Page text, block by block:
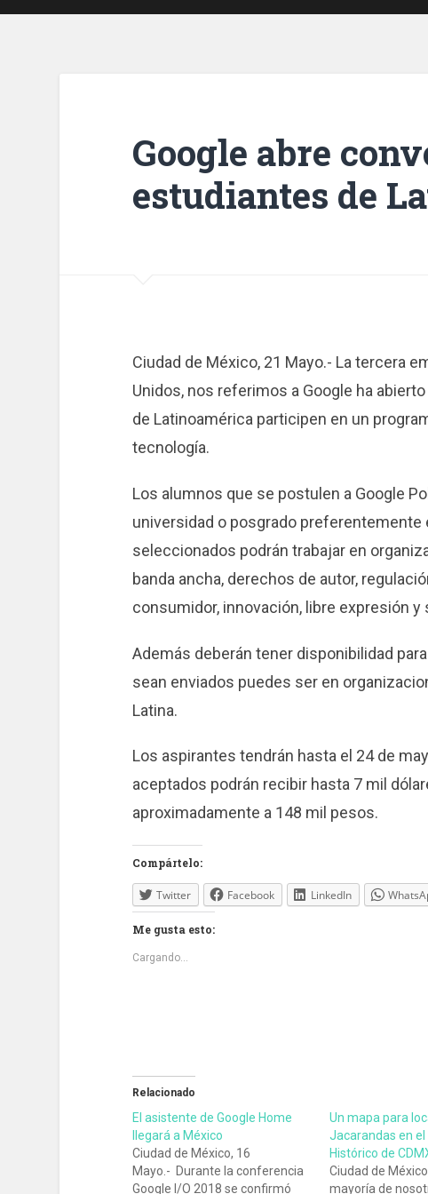
Google abre
estudiantes de
Ciudad de México, 21 Mayo.- La tercera
Unidos, nos referimos a Google ha
de Latinoamérica participen en un
tecnología.
Los alumnos que se postulen a Google
universidad o posgrado preferentemente
seleccionados podrán trabajar en
banda ancha, derechos de autor,
consumidor, innovación, libre expresión y
Además deberán tener disponibilidad
sean enviados puedes ser en
Latina.
Los aspirantes tendrán hasta el 24 de
aceptados podrán recibir hasta 7 mil
aproximadamente a 148 mil pesos.
Compártelo:
Twitter Facebook LinkedIn
Me gusta esto:
Cargando...
Relacionado
El asistente de Google Home
llegará a México
Ciudad de México, 16
Mayo.- Durante la conferencia
Google I/O 2018 se confirmó
Un mapa para
Jacarandas en el
Histórico de
Ciudad de
mayoría de